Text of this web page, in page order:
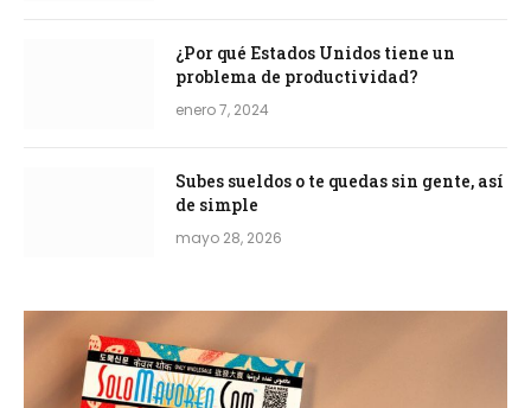
¿Por qué Estados Unidos tiene un
problema de productividad?
enero 7, 2024
Subes sueldos o te quedas sin gente, así
de simple
mayo 28, 2026